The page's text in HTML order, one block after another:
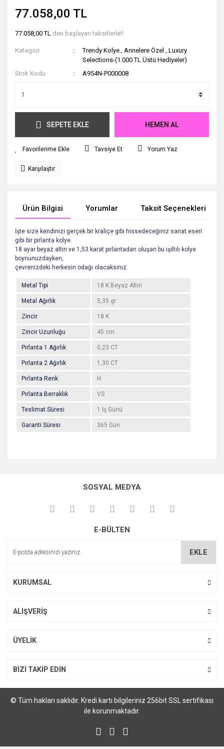
77.058,00 TL
77.058,00 TL den başlayan taksitlerle!!
Kategori Trendy Kolye ,Annelere Özel ,Luxury
Selections-(1.000 TL Üstü Hediyeler)
Stok Kodu
A954N-P000008
SEPETE EKLE HEMEN AL
Tavsiye Et Yorum Yaz
Karşılaştır
Ürün Bilgisi Yorumlar Taksit Seçenekleri
İşte size kendinizi gerçek bir kraliçe gibi hissedeceğiniz sanat eseri
gibi bir pırlanta kolye.
18 ayar beyaz altın ve 1,53 karat pırlantadan oluşan bu ışıltılı kolye
boynunuzdayken,
çevrenizdeki herkesin odağı olacaksınız.
Metal Tipi 18 K Beyaz Altın
Metal Ağırlık 5,35 gr
Zincir 18 K
Zincir Uzunluğu 45 cm
Pırlanta 1 Ağırlık 0,23 CT
Pırlanta 2 Ağırlık 1,30 CT
Pırlanta Renk H
Pırlanta Berraklık VS
Teslimat Süresi 1 İş Günü
Garanti Süresi 365 Gün
kullanarak tarafımıza iletebilirsiniz.
Görüş ve önerileriniz için teşekkür ederiz.
Ürün açıklamasında eksik bilgiler bulunuyor.
SOSYAL MEDYA
E-BÜLTEN
EKLE
KURUMSAL
ALIŞVERİŞ
ÜYELİK
BİZİ TAKİP EDİN
© Tüm hakları saklıdır. Kredi kartı bilgileriniz 256bit SSL sertifikası
ile korunmaktadır.